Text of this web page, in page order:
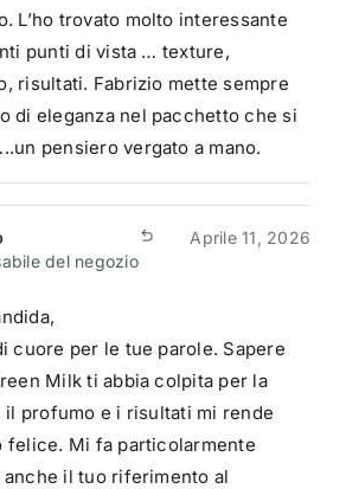
L’ho trovato molto interessante
punti di vista … texture,
risultati. Fabrizio mette sempre
di eleganza nel pacchetto che si
pensiero vergato a mano.
del negozio
Aprile 11, 2026
cuore per le tue parole. Sapere
Milk ti abbia colpita per la
il profumo e i risultati mi rende
felice. Mi fa particolarmente
anche il tuo riferimento al